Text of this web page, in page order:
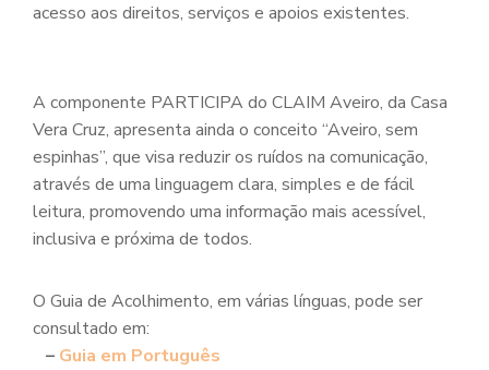
acesso aos direitos, serviços e apoios existentes.
A componente PARTICIPA do CLAIM Aveiro, da Casa
Vera Cruz, apresenta ainda o conceito “Aveiro, sem
espinhas”, que visa reduzir os ruídos na comunicação,
através de uma linguagem clara, simples e de fácil
leitura, promovendo uma informação mais acessível,
inclusiva e próxima de todos.
O Guia de Acolhimento, em várias línguas, pode ser
consultado em:
– Guia em Português